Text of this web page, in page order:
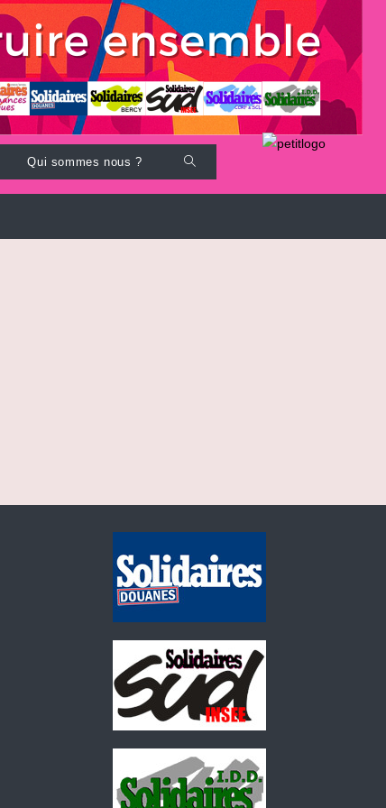
Qui sommes nous ? Toggle
website